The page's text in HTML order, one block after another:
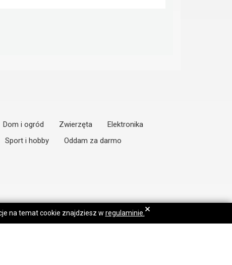
Dom i ogród Zwierzęta
Elektronika
Sport i hobby
Oddam za darmo
na temat cookie znajdziesz w regulaminie. ×